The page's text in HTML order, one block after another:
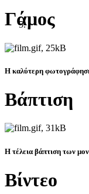
Γάμος
Η καλύτερη
Βάπτιση
Η τέλεια βάπτιση των
Βίντεο